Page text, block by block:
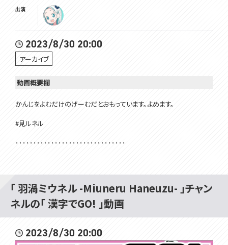
出演
2023/8/30 20:00
アーカイブ
動画概要欄
かんじをよむだけのげーむだとおもっています。よめます。
#見ルネル
･･･････････････････････････････
OP・ED✿https://youtu.be/PFjnhRsJgHU
配信画面✿https://twitter.com/hanamori_design
･･･････････････････････････････
「 羽渦ミウネル -Miuneru Haneuzu- 」チャン
ネルの「 漢字でGO! 」動画
2023/8/30 20:00